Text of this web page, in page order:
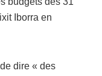
Iborra en
dire « des